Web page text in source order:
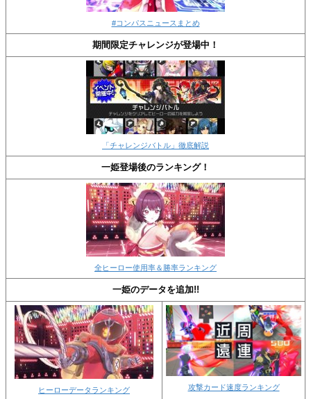
#コンパスニュースまとめ
期間限定チャレンジが登場中！
「チャレンジバトル」徹底解説
一姫登場後のランキング！
全ヒーロー使用率＆勝率ランキング
一姫のデータを追加!!
ヒーローデータランキング 攻撃カード速度ランキング